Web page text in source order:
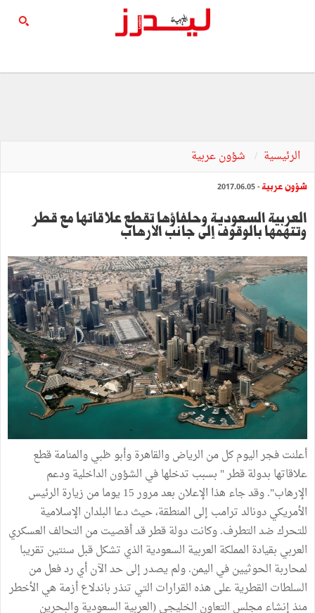
الرئيسية شؤون عربية
شؤون عربية- 2017.06.05
العربية السعودية وحلفاؤها تقطع علاقاتها مع قطر
وتتهمها بالوقوف إلى جانب الارهاب
أعلنت فجر اليوم كل من الرياض والقاهرة وأبو ظبي والمنامة قطع
علاقاتها بدولة قطر " بسبب تدخلها في الشؤون الداخلية ودعم
الإرهاب". وقد جاء هذا الإعلان بعد مرور 15 يوما من زيارة الرئيس
الأمريكي دونالد ترامب إلى المنطقة، حيث دعا البلدان الإسلامية
للتحرك ضد التطرف. وكانت دولة قطر قد أقصيت من التحالف العسكري
العربي بقيادة المملكة العربية السعودية الذي تشكل قبل سنتين تقريبا
لمحاربة الحوثيين في اليمن. ولم يصدر إلى حد الآن أي رد فعل من
السلطات القطرية على هذه القرارات التي تنذر باندلاع أزمة هي الأخطر
منذ إنشاء مجلس التعاون الخليجي (العربية السعودية والبحرين